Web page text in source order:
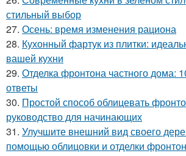
стильный выбор
27. Осень: время изменения рациона
28. Кухонный фартук из плитки:
вашей кухни
29. Отделка фронтона частного дома:
ответы
30. Простой способ облицевать
руководство для начинающих
31. Улучшите внешний вид своего
помощью облицовки и отделки